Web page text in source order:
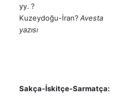
yy. ?
Kuzeydoğu-İran?Avesta
yazısı
Sakça-İskitçe-Sarmatça: